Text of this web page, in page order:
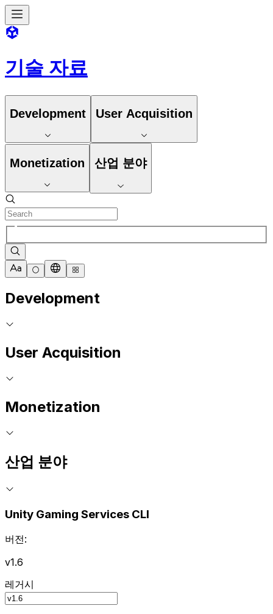
기술 자료
Development User Acquisition
Monetization 산업 분야
Development
User Acquisition
Monetization
산업 분야
Unity Gaming Services CLI
버전:
v1.6
레거시